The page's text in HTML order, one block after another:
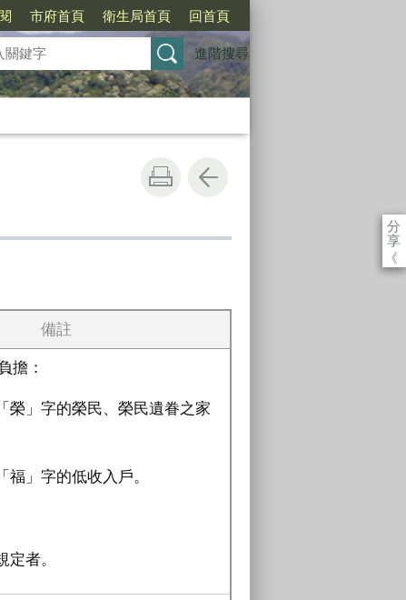
市府首頁 衛生局首頁 回首頁
進階搜尋
分
享
《
備註
擔：
榮」字的榮民、榮民遺眷之家
福」字的低收入戶。
定者。